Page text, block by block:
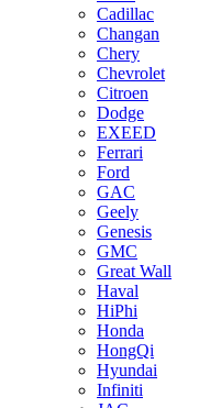
Cadillac
Changan
Chery
Chevrolet
Citroen
Dodge
EXEED
Ferrari
Ford
GAC
Geely
Genesis
GMC
Great Wall
Haval
HiPhi
Honda
HongQi
Hyundai
Infiniti